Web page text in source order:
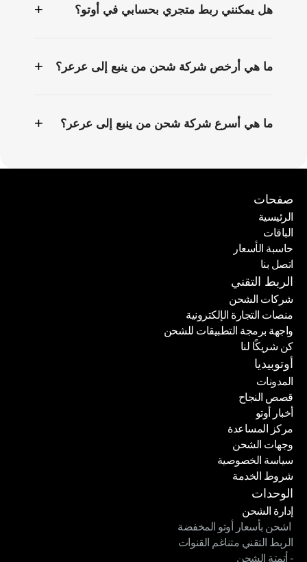
هل يمكنني ربط متجري بحسابي في أوتو؟ +
ما هي أرخص شركة شحن من ينبع إلى عرعر؟ +
ما هي أسرع شركة شحن من ينبع إلى عرعر؟ +
صفحات
الرئيسية
الرئيسية
الباقات
الباقات
حاسبة الأسعار
حاسبة الأسعار
اتصل بنا
اتصل بنا
الربط التقني
شركات الشحن
شركات الشحن
منصات التجارة الإلكترونية
منصات التجارة الإلكترونية
واجهة برمجة التطبيقات للشحن
واجهة برمجة التطبيقات للشحن
كن شريكًا لنا
كن شريكًا لنا
أوتوبيديا
المدونات
المدونات
قصص النجاح
قصص النجاح
أخبار أوتو
أخبار أوتو
مركز المساعدة
مركز المساعدة
وجهات الشحن
وجهات الشحن
سياسة الخصوصية
سياسة الخصوصية
شروط الخدمة
شروط الخدمة
الوحدات
إدارة الشحن
إدارة الشحن
اشحن بأسعار أوتو المخفضة
اشحن بأسعار أوتو المخفضة
الربط التقني متناغم القنوات
الربط التقني متناغم القنوات
- أتمتة الشحن